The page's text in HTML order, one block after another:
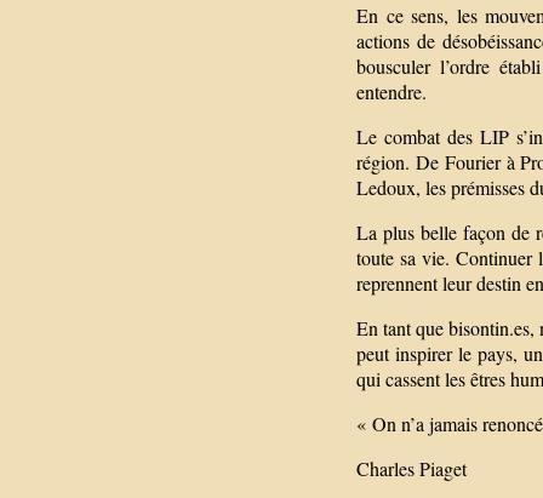
En ce sens, les
actions de
bousculer l’ordre
entendre.
Le combat des LIP
région. De Fourier à
Ledoux, les prémisses
La plus belle façon de
toute sa vie. Continuer
reprennent leur destin
En tant que
peut inspirer le pays,
qui cassent les êtres
« On n’a jamais
Charles Piaget